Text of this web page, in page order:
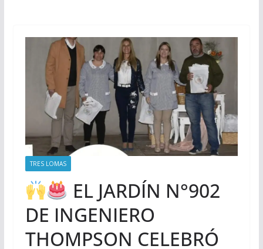
TRES LOMAS
EL JARDÍN N°902
DE INGENIERO
THOMPSON CELEBRÓ